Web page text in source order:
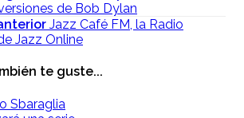
de Bob Dylan
Jazz Café FM, la Radio
Jazz Online
te guste...